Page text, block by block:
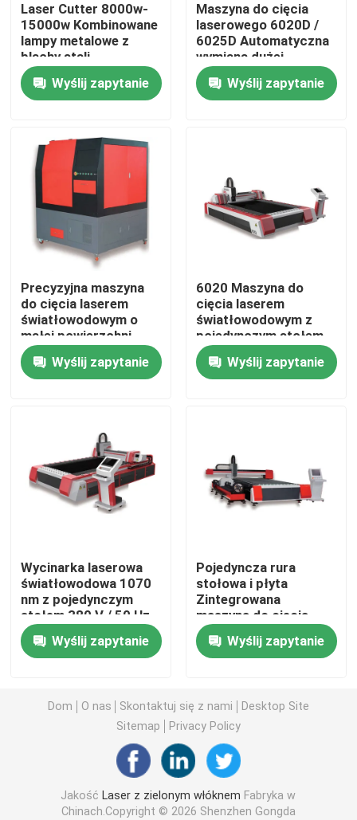
Produkty
Filmy
Pokaz VR
O nas
Wycieczka po fabryce
Kontrola jakości
Skontaktuj się z nami
Laser z zielonym włóknem
Laser światłowodowy CW
Impulsowy laser światłowodowy
Laser światłowodowy MOPA
Laser światłowodowy UV
Ultraprędkości lasera włóknistego
Laserowe urządzenie do usuwania przeszkód
Laser Cutter 8000w-
15000w Kombinowane
lampy metalowe z
blachy stali
nierdzewnej Włókna
laserowe Maszyny do
cięcia precyzyjnego
Wyślij zapytanie
Maszyna do cięcia
laserowego 6020D /
6025D Automatyczna
wymiana dużej
obudowy
Wyślij zapytanie
Precyzyjna maszyna
do cięcia laserem
światłowodowym o
małej powierzchni
Chłodzenie wodne
Wyślij zapytanie
6020 Maszyna do
cięcia laserem
światłowodowym z
pojedynczym stołem
Chłodzenie wodne
Wyślij zapytanie
Wycinarka laserowa
światłowodowa 1070
nm z pojedynczym
stołem 380 V / 50 Hz
Zapotrzebowanie na
energię elektryczną
Wyślij zapytanie
Pojedyncza rura
stołowa i płyta
Zintegrowana
maszyna do cięcia
laserem Chłodzenie
wodąWyślij zapytanie
Dom O nas Skontaktuj się z nami
Desktop Site
Sitemap
Privacy Policy
Jakość Laser z zielonym włóknem Fabryka w
Chinach.Copyright © 2026 Shenzhen Gongda